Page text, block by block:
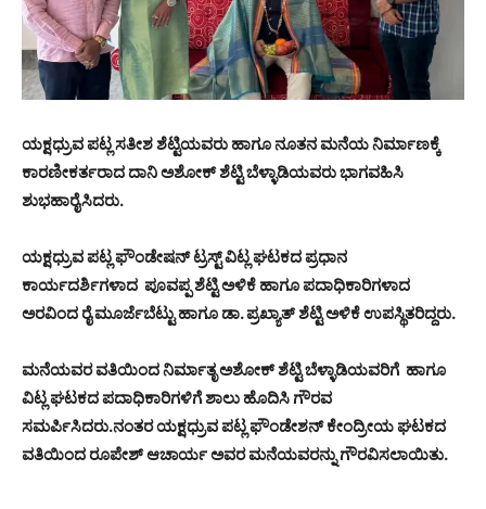
ಯಕ್ಷಧ್ರುವ ಪಟ್ಲ ಸತೀಶ ಶೆಟ್ಟಿಯವರು ಹಾಗೂ ನೂತನ ಮನೆಯ ನಿರ್ಮಾಣಕ್ಕೆ
ಕಾರಣೀಕರ್ತರಾದ ದಾನಿ ಅಶೋಕ್ ಶೆಟ್ಟಿ ಬೆಳ್ಳಾಡಿಯವರು ಭಾಗವಹಿಸಿ
ಶುಭಹಾರೈಸಿದರು.
ಯಕ್ಷಧ್ರುವ ಪಟ್ಲ ಫೌಂಡೇಷನ್ ಟ್ರಸ್ಟ್ ವಿಟ್ಲ ಘಟಕದ ಪ್ರಧಾನ
ಕಾರ್ಯದರ್ಶಿಗಳಾದ ಪೂವಪ್ಪ ಶೆಟ್ಟಿ ಅಳಿಕೆ ಹಾಗೂ ಪದಾಧಿಕಾರಿಗಳಾದ
ಅರವಿಂದ ರೈ ಮೂರ್ಜೆಬೆಟ್ಟು ಹಾಗೂ ಡಾ. ಪ್ರಖ್ಯಾತ್ ಶೆಟ್ಟಿ ಅಳಿಕೆ ಉಪಸ್ಥಿತರಿದ್ದರು.
ಮನೆಯವರ ವತಿಯಿಂದ ನಿರ್ಮಾತೃ ಅಶೋಕ್ ಶೆಟ್ಟಿ ಬೆಳ್ಳಾಡಿಯವರಿಗೆ ಹಾಗೂ
ವಿಟ್ಲ ಘಟಕದ ಪದಾಧಿಕಾರಿಗಳಿಗೆ ಶಾಲು ಹೊದಿಸಿ ಗೌರವ
ಸಮರ್ಪಿಸಿದರು.ನಂತರ ಯಕ್ಷಧ್ರುವ ಪಟ್ಲ ಫೌಂಡೇಶನ್ ಕೇಂದ್ರೀಯ ಘಟಕದ
ವತಿಯಿಂದ ರೂಪೇಶ್ ಆಚಾರ್ಯ ಅವರ ಮನೆಯವರನ್ನು ಗೌರವಿಸಲಾಯಿತು.